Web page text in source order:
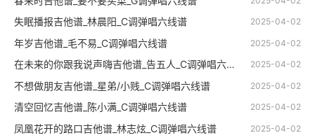
2025-04-02
失眠播报吉他谱_林晨阳_C调弹唱六线谱
2025-04-02
年岁吉他谱_毛不易_C调弹唱六线谱
2025-04-02
在未来的你跟我说声嗨吉他谱_告五人_C调弹唱六线谱
2025-04-02
不想做朋友吉他谱_星弟/小贱_C调弹唱六线谱
2025-04-02
清空回忆吉他谱_陈小满_C调弹唱六线谱
2025-04-02
凤凰花开的路口吉他谱_林志炫_C调弹唱六线谱